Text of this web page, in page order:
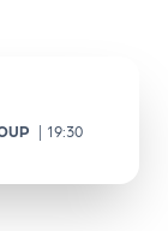
| 19:30